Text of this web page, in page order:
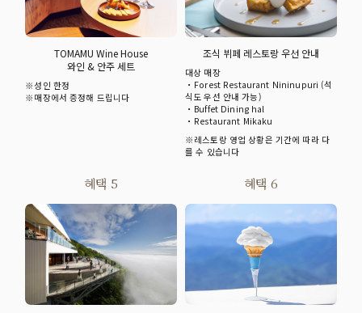
TOMAMU Wine House
와인 & 안주 세트
※성인 한정
※매장에서 증정해 드립니다
조식 뷔페 레스토랑 우선 안내
대상 매장
・Forest Restaurant Nininupuri (석
식도 우선 안내 가능)
・Buffet Dining hal
・Restaurant Mikaku
※레스토랑 영업 상황은 기간에 따라 다
를 수 있습니다
혜택 5 혜택 6